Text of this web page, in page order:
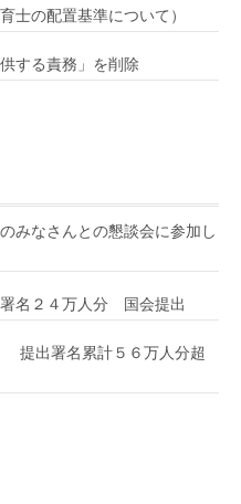
の配置基準について）
する責務」を削除
みなさんとの懇談会に参加し
名２４万人分 国会提出
提出署名累計５６万人分超